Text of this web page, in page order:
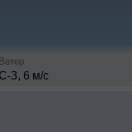
З, 6 м/с